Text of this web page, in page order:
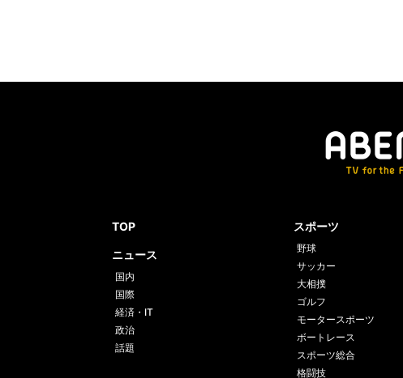
TOP
ニュース
国内
国際
経済・IT
政治
話題
スポーツ
野球
サッカー
大相撲
ゴルフ
モータースポーツ
ボートレース
スポーツ総合
格闘技